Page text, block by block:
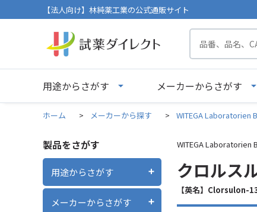
【法人向け】林純薬工業の公式通販サイト
用途からさがす メーカーからさがす
ホーム > メーカーから探す > WITEGA Laboratorien
製品をさがす
用途からさがす
メーカーからさがす
WITEGA Laboratorien
クロルス
【英名】Clorsulon-